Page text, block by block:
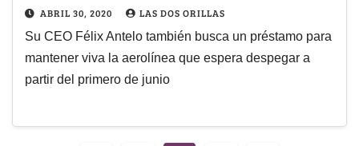
ABRIL 30, 2020 LAS DOS ORILLAS
Su CEO Félix Antelo también busca un préstamo para
mantener viva la aerolínea que espera despegar a
partir del primero de junio